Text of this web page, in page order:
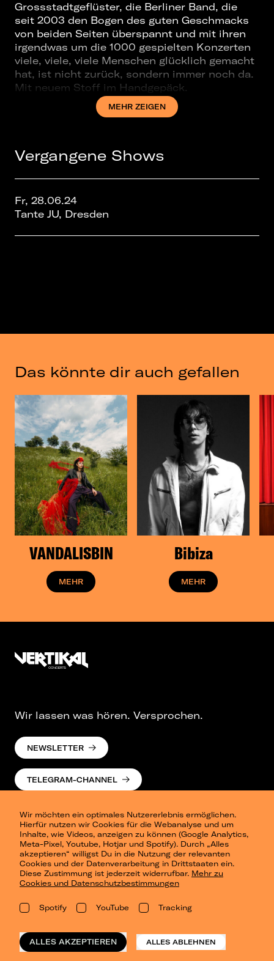
Grossstadtgeflüster, die Berliner Band, die
seit 2003 den Bogen des guten Geschmacks
von beiden Seiten überspannt und mit ihren
irgendwas um die 1000 gespielten Konzerten
viele, viele, viele Menschen glücklich gemacht
hat, ist nicht zurück, sondern immer noch da.
Mit neuem Stoff im Handgepäck.
MEHR ZEIGEN
Vergangene Shows
Fr, 28.06.24
Tante JU, Dresden
Das könnte dir auch gefallen
VANDALISBIN
MEHR
Bibiza
MEHR
Wir möchten ein optimales Nutzererlebnis ermöglichen.
Hierfür nutzen wir Cookies für die Webanalyse und um
Inhalte, wie Videos, anzeigen zu können (Google Analytics,
Meta-Pixel, Youtube, Hotjar und Spotify). Durch „Alles
akzeptieren“ willigst Du in die Nutzung der relevanten
Cookies und der Datenverarbeitung in Drittstaaten ein.
Diese Zustimmung ist jederzeit widerrufbar. Mehr zu
Cookies und Datenschutzbestimmungen
Spotify YouTube Tracking
ALLES AKZEPTIEREN ALLES ABLEHNEN
Wir lassen was hören. Versprochen.
NEWSLETTER
TELEGRAM-CHANNEL
Presse
Berlin
Dresden
Leipzig
Konzertsommer Petersberg
Vergangene Shows
o_team